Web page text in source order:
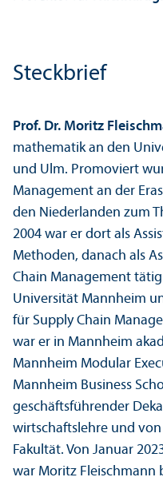
Steckbrief
Prof. Dr. Moritz
mathematik an den
und Ulm. Promoviert
Management an der
den Niederlanden zum
2004 war er dort als
Methoden, danach als
Chain Management
Universität Mannheim
für Supply Chain
war er in Mannheim
Mannheim Modular
Mannheim Business
geschäfts­führender
wirtschafts­lehre und
Fakultät. Von Januar
war Moritz Fleischmann